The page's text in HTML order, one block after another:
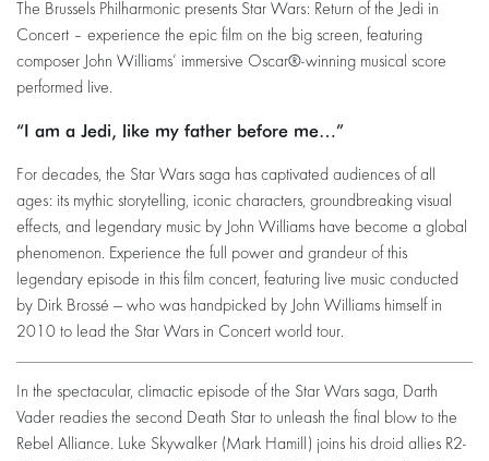
The Brussels Philharmonic presents Star Wars: Return of the Jedi in
Concert – experience the epic film on the big screen, featuring
composer John Williams’ immersive Oscar®-winning musical score
performed live.
“I am a Jedi, like my father before me…”
For decades, the Star Wars saga has captivated audiences of all
ages: its mythic storytelling, iconic characters, groundbreaking visual
effects, and legendary music by John Williams have become a global
phenomenon. Experience the full power and grandeur of this
legendary episode in this film concert, featuring live music conducted
by Dirk Brossé — who was handpicked by John Williams himself in
2010 to lead the Star Wars in Concert world tour.
In the spectacular, climactic episode of the Star Wars saga, Darth
Vader readies the second Death Star to unleash the final blow to the
Rebel Alliance. Luke Skywalker (Mark Hamill) joins his droid allies R2-